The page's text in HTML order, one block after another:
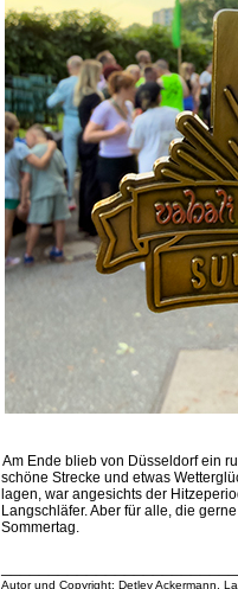
Am Ende blieb von Düsseldorf ein
schöne Strecke und etwas
lagen, war angesichts der
Langschläfer. Aber für alle, die
Sommertag.
Autor und Copyright: Detlev Ackermann,